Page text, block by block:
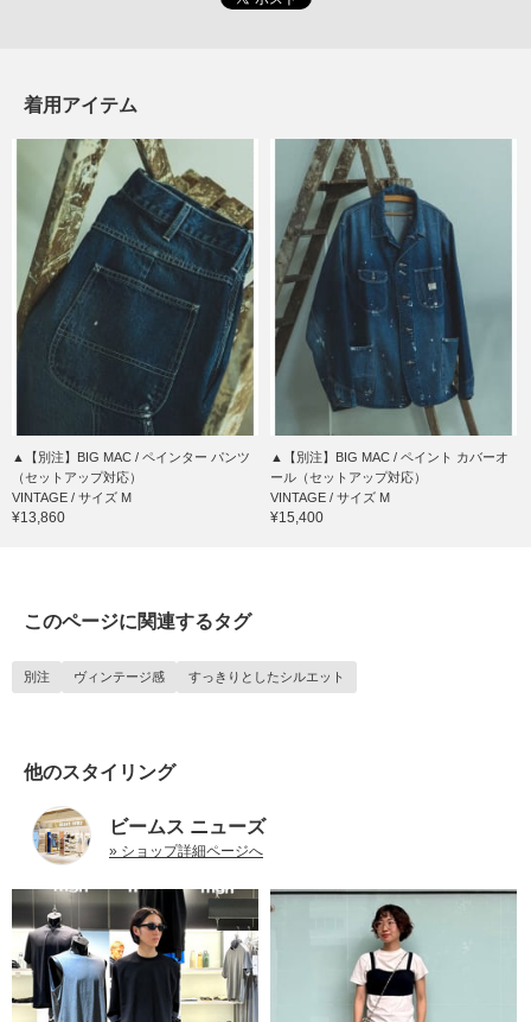
着用アイテム
▲【別注】BIG MAC / ペインター パンツ
（セットアップ対応）
VINTAGE / サイズ M
¥13,860
▲【別注】BIG MAC / ペイント カバーオ
ール（セットアップ対応）
VINTAGE / サイズ M
¥15,400
このページに関連するタグ
別注 ヴィンテージ感 すっきりとしたシルエット
他のスタイリング
ビームス ニューズ
» ショップ詳細ページへ